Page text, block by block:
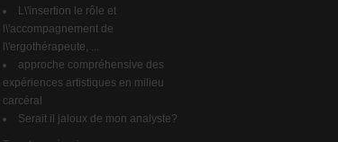
L\'insertion le rôle et
l\'accompagnement de
l\'ergothérapeute, ...
approche compréhensive des
expériences artistiques en milieu
carcéral
Serait il jaloux de mon analyste?